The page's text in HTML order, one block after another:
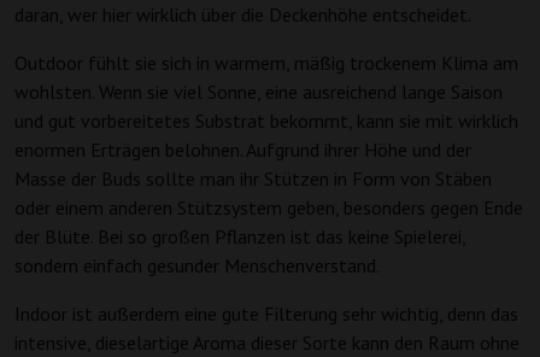
daran, wer hier wirklich über die Deckenhöhe entscheidet.
Outdoor fühlt sie sich in warmem, mäßig trockenem Klima am
wohlsten. Wenn sie viel Sonne, eine ausreichend lange Saison
und gut vorbereitetes Substrat bekommt, kann sie mit wirklich
enormen Erträgen belohnen. Aufgrund ihrer Höhe und der
Masse der Buds sollte man ihr Stützen in Form von Stäben
oder einem anderen Stützsystem geben, besonders gegen Ende
der Blüte. Bei so großen Pflanzen ist das keine Spielerei,
sondern einfach gesunder Menschenverstand.
Indoor ist außerdem eine gute Filterung sehr wichtig, denn das
intensive, dieselartige Aroma dieser Sorte kann den Raum ohne